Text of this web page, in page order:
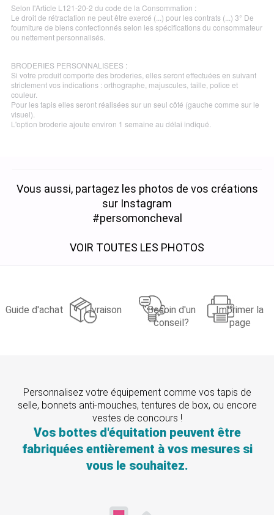
Selon l'Article L121-20-2 du code de la Consommation :
Le droit de rétractation ne peut être exercé (...) pour les contrats (...) 3° De
fourniture de biens confectionnés selon les spécifications du consommateur
ou nettement personnalisés.
BRODERIES PERSONNALISEES :
Si votre produit comporte des broderies, elles seront effectuées en suivant
strictement vos indications : orthographe, majuscules, taille, police et
couleur.
Pour les tapis elles seront réalisées sur un seul côté (gauche comme sur le
visuel).
L'option broderie ajoute environ 1 semaine au délai indiqué.
Vous aussi, partagez les photos de vos créations
sur Instagram
#persomoncheval
VOIR TOUTES LES PHOTOS
Guide d'achat Livraison
Besoin d'un
conseil?
Imprimer la
page
Personnalisez votre équipement comme vos tapis de
selle, bonnets anti-mouches, tentures de box, ou encore
vestes de concours !
Vos bottes d'équitation peuvent être
fabriquées entièrement à vos mesures si
vous le souhaitez.